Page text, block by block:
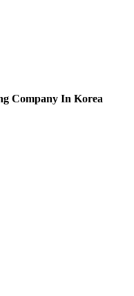
Company In Korea